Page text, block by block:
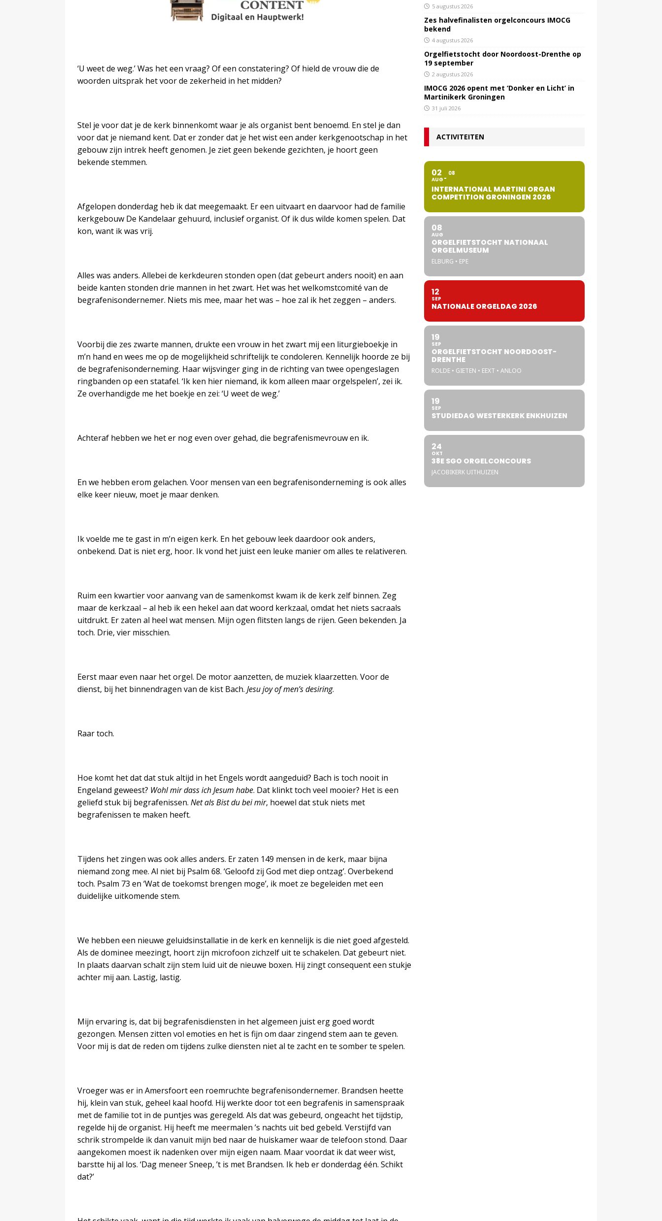
‘U weet de weg.’ Was het een vraag? Of een constatering? Of hield de vrouw die de
woorden uitsprak het voor de zekerheid in het midden?
Stel je voor dat je de kerk binnenkomt waar je als organist bent benoemd. En stel je dan
voor dat je niemand kent. Dat er zonder dat je het wist een ander kerkgenootschap in het
gebouw zijn intrek heeft genomen. Je ziet geen bekende gezichten, je hoort geen
bekende stemmen.
Afgelopen donderdag heb ik dat meegemaakt. Er een uitvaart en daarvoor had de familie
kerkgebouw De Kandelaar gehuurd, inclusief organist. Of ik dus wilde komen spelen. Dat
kon, want ik was vrij.
Alles was anders. Allebei de kerkdeuren stonden open (dat gebeurt anders nooit) en aan
beide kanten stonden drie mannen in het zwart. Het was het welkomstcomité van de
begrafenisondernemer. Niets mis mee, maar het was – hoe zal ik het zeggen – anders.
Voorbij die zes zwarte mannen, drukte een vrouw in het zwart mij een liturgieboekje in
m’n hand en wees me op de mogelijkheid schriftelijk te condoleren. Kennelijk hoorde ze bij
de begrafenisonderneming. Haar wijsvinger ging in de richting van twee opengeslagen
ringbanden op een statafel. ‘Ik ken hier niemand, ik kom alleen maar orgelspelen’, zei ik.
Ze overhandigde me het boekje en zei: ‘U weet de weg.’
Achteraf hebben we het er nog even over gehad, die begrafenismevrouw en ik.
En we hebben erom gelachen. Voor mensen van een begrafenisonderneming is ook alles
elke keer nieuw, moet je maar denken.
Ik voelde me te gast in m’n eigen kerk. En het gebouw leek daardoor ook anders,
onbekend. Dat is niet erg, hoor. Ik vond het juist een leuke manier om alles te relativeren.
Ruim een kwartier voor aanvang van de samenkomst kwam ik de kerk zelf binnen. Zeg
maar de kerkzaal – al heb ik een hekel aan dat woord kerkzaal, omdat het niets sacraals
uitdrukt. Er zaten al heel wat mensen. Mijn ogen flitsten langs de rijen. Geen bekenden. Ja
toch. Drie, vier misschien.
Eerst maar even naar het orgel. De motor aanzetten, de muziek klaarzetten. Voor de
dienst, bij het binnendragen van de kist Bach. Jesu joy of men’s desiring.
Raar toch.
Hoe komt het dat dat stuk altijd in het Engels wordt aangeduid? Bach is toch nooit in
Engeland geweest? Wohl mir dass ich Jesum habe. Dat klinkt toch veel mooier? Het is een
geliefd stuk bij begrafenissen. Net als Bist du bei mir, hoewel dat stuk niets met
begrafenissen te maken heeft.
Tijdens het zingen was ook alles anders. Er zaten 149 mensen in de kerk, maar bijna
niemand zong mee. Al niet bij Psalm 68. ‘Geloofd zij God met diep ontzag’. Overbekend
toch. Psalm 73 en ‘Wat de toekomst brengen moge’, ik moet ze begeleiden met een
duidelijke uitkomende stem.
We hebben een nieuwe geluidsinstallatie in de kerk en kennelijk is die niet goed afgesteld.
Als de dominee meezingt, hoort zijn microfoon zichzelf uit te schakelen. Dat gebeurt niet.
In plaats daarvan schalt zijn stem luid uit de nieuwe boxen. Hij zingt consequent een stukje
achter mij aan. Lastig, lastig.
Mijn ervaring is, dat bij begrafenisdiensten in het algemeen juist erg goed wordt
gezongen. Mensen zitten vol emoties en het is fijn om daar zingend stem aan te geven.
Voor mij is dat de reden om tijdens zulke diensten niet al te zacht en te somber te spelen.
Vroeger was er in Amersfoort een roemruchte begrafenisondernemer. Brandsen heette
hij, klein van stuk, geheel kaal hoofd. Hij werkte door tot een begrafenis in samenspraak
met de familie tot in de puntjes was geregeld. Als dat was gebeurd, ongeacht het tijdstip,
regelde hij de organist. Hij heeft me meermalen ’s nachts uit bed gebeld. Verstijfd van
schrik strompelde ik dan vanuit mijn bed naar de huiskamer waar de telefoon stond. Daar
aangekomen moest ik nadenken over mijn eigen naam. Maar voordat ik dat weer wist,
barstte hij al los. ‘Dag meneer Sneep, ’t is met Brandsen. Ik heb er donderdag één. Schikt
dat?’
5 augustus 2026
Zes halvefinalisten orgelconcours IMOCG
bekend
4 augustus 2026
Orgelfietstocht door Noordoost-Drenthe op
19 september
2 augustus 2026
IMOCG 2026 opent met ‘Donker en Licht’ in
Martinikerk Groningen
31 juli 2026
ACTIVITEITEN
02
AUG
08
INTERNATIONAL MARTINI ORGAN
COMPETITION GRONINGEN 2026
08
AUG
ORGELFIETSTOCHT NATIONAAL
ORGELMUSEUM
ELBURG • EPE
12
SEP
NATIONALE ORGELDAG 2026
19
SEP
ORGELFIETSTOCHT NOORDOOST-
DRENTHE
ROLDE • GIETEN • EEXT • ANLOO
19
SEP
STUDIEDAG WESTERKERK ENKHUIZEN
24
OKT
38E SGO ORGELCONCOURS
JACOBIKERK UITHUIZEN